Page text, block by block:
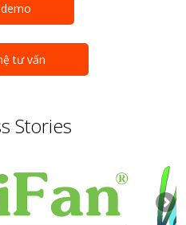
demo
tư vấn
Stories